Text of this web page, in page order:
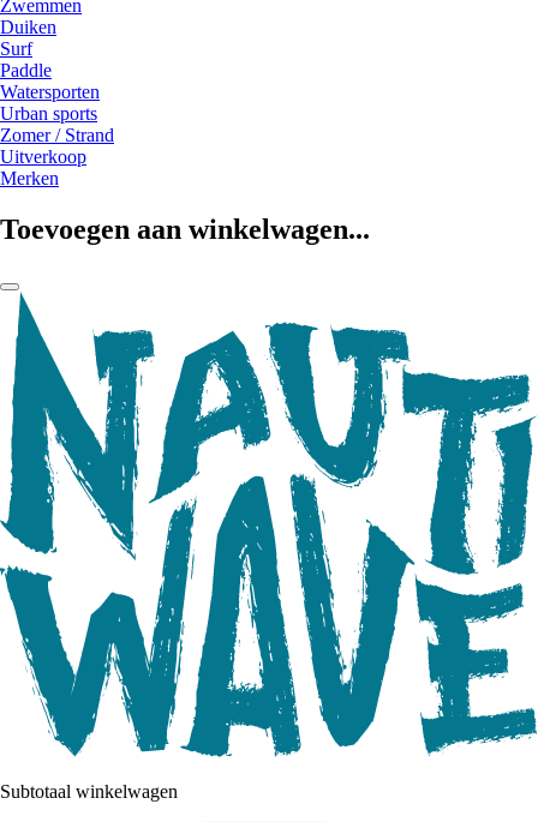
Zwemmen
Duiken
Surf
Paddle
Watersporten
Urban sports
Zomer / Strand
Uitverkoop
Merken
Toevoegen aan winkelwagen...
Subtotaal winkelwagen